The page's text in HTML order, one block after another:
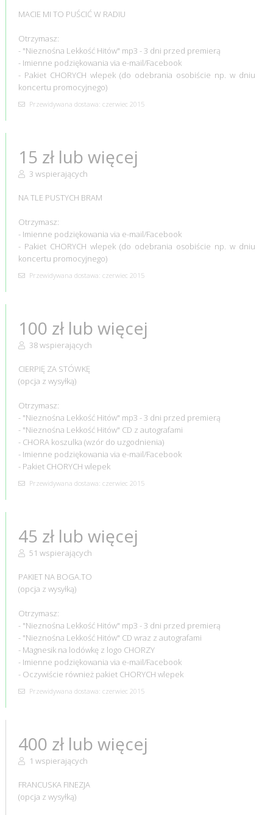
MACIE MI TO PUŚCIĆ W RADIU
Otrzymasz:
- "Nieznośna Lekkość Hitów" mp3 - 3 dni przed premierą
- Imienne podziękowania via e-mail/Facebook
- Pakiet CHORYCH wlepek (do odebrania osobiście np. w dniu
koncertu promocyjnego)
Przewidywana dostawa: czerwiec 2015
15 zł lub więcej
3 wspierających
NA TLE PUSTYCH BRAM
Otrzymasz:
- Imienne podziękowania via e-mail/Facebook
- Pakiet CHORYCH wlepek (do odebrania osobiście np. w dniu
koncertu promocyjnego)
Przewidywana dostawa: czerwiec 2015
100 zł lub więcej
38 wspierających
CIERPIĘ ZA STÓWKĘ
(opcja z wysyłką)
Otrzymasz:
- "Nieznośna Lekkość Hitów" mp3 - 3 dni przed premierą
- "Nieznośna Lekkość Hitów" CD z autografami
- CHORA koszulka (wzór do uzgodnienia)
- Imienne podziękowania via e-mail/Facebook
- Pakiet CHORYCH wlepek
Przewidywana dostawa: czerwiec 2015
45 zł lub więcej
51 wspierających
PAKIET NA BOGA.TO
(opcja z wysyłką)
Otrzymasz:
- "Nieznośna Lekkość Hitów" mp3 - 3 dni przed premierą
- "Nieznośna Lekkość Hitów" CD wraz z autografami
- Magnesik na lodówkę z logo CHORZY
- Imienne podziękowania via e-mail/Facebook
- Oczywiście również pakiet CHORYCH wlepek
Przewidywana dostawa: czerwiec 2015
400 zł lub więcej
1 wspierających
FRANCUSKA FINEZJA
(opcja z wysyłką)